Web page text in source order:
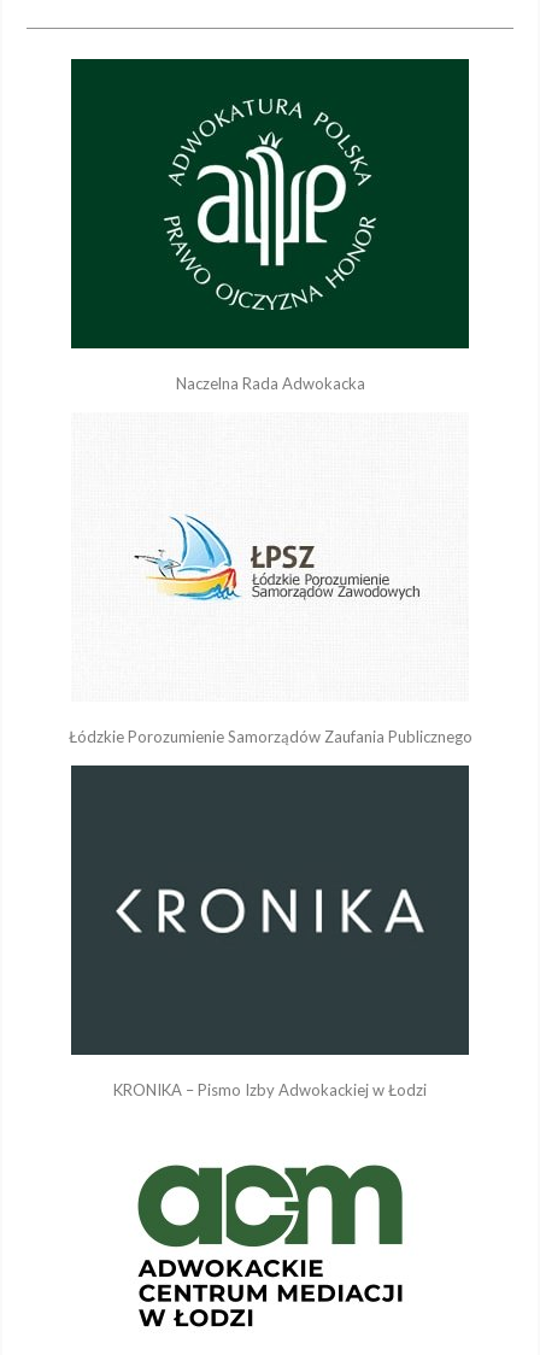
Naczelna Rada Adwokacka
Łódzkie Porozumienie Samorządów Zaufania Publicznego
KRONIKA – Pismo Izby Adwokackiej w Łodzi